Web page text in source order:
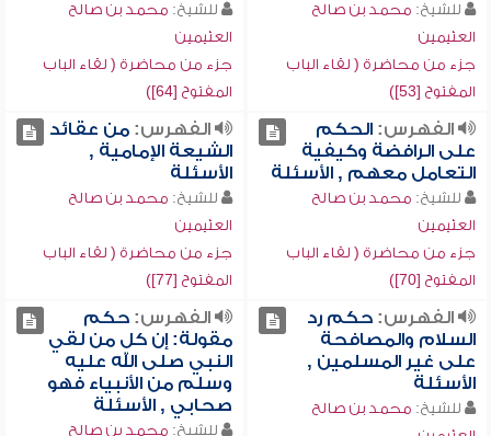
للشيخ: محمد بن صالح
العثيمين
جزء من محاضرة ( لقاء الباب
المفتوح [53])
للشيخ: محمد بن صالح
العثيمين
جزء من محاضرة ( لقاء الباب
المفتوح [64])
الفهرس:الحكم
على الرافضة وكيفية
التعامل معهم , الأسئلة
للشيخ: محمد بن صالح
العثيمين
جزء من محاضرة ( لقاء الباب
المفتوح [70])
الفهرس:من عقائد
الشيعة الإمامية ,
الأسئلة
للشيخ: محمد بن صالح
العثيمين
جزء من محاضرة ( لقاء الباب
المفتوح [77])
الفهرس:حكم رد
السلام والمصافحة
على غير المسلمين ,
الأسئلة
للشيخ: محمد بن صالح
الفهرس:حكم
مقولة: إن كل من لقي
النبي صلى الله عليه
وسلم من الأنبياء فهو
صحابي , الأسئلة
للشيخ: محمد بن صالح